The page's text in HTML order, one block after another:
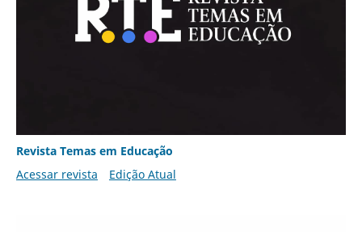
Revista Temas em Educação
Acessar revista
Edição Atual